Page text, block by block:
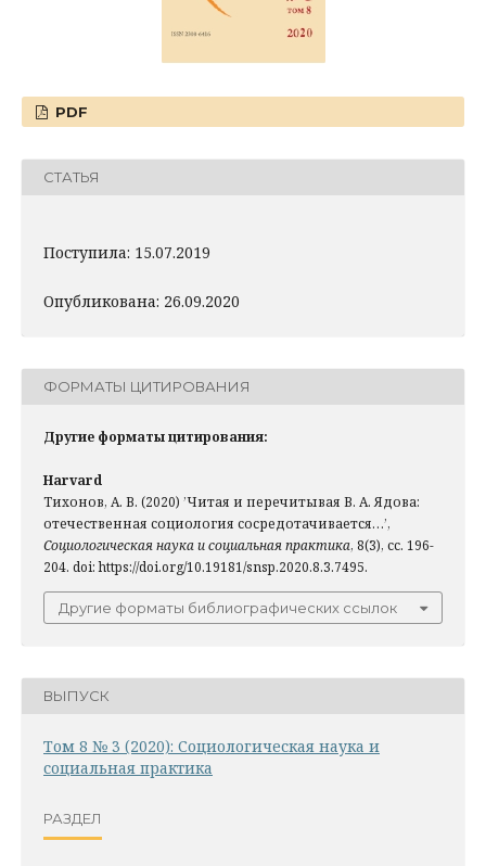
PDF
СТАТЬЯ
Поступила: 15.07.2019
Опубликована: 26.09.2020
ФОРМАТЫ ЦИТИРОВАНИЯ
Другие форматы цитирования:
Harvard
Тихонов, А. В. (2020) ’Читая и перечитывая В. А. Ядова:
отечественная социология сосредотачивается…’,
Социологическая наука и социальная практика, 8(3), сс. 196-
204. doi: https://doi.org/10.19181/snsp.2020.8.3.7495.
Другие форматы библиографических ссылок
ВЫПУСК
Том 8 № 3 (2020): Социологическая наука и
социальная практика
РАЗДЕЛ